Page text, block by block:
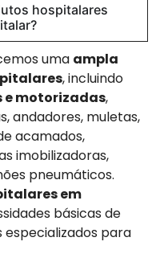
hospitalares
uma ampla
, incluindo
e motorizadas,
andadores, muletas,
acamados,
imobilizadoras,
pneumáticos.
em
básicas de
para